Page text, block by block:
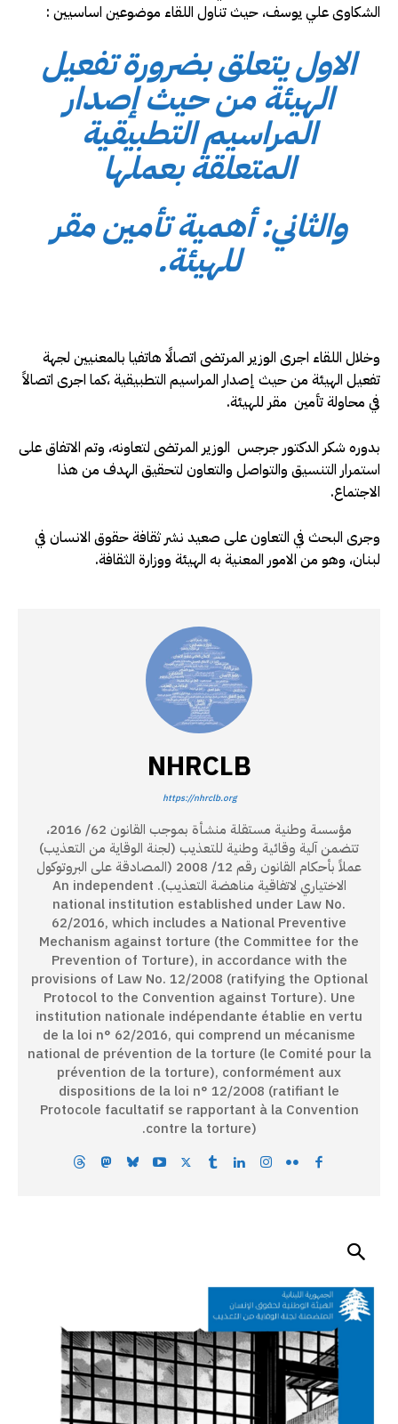
الشكاوى علي يوسف، حيث تناول اللقاء موضوعين اساسيين :
الاول يتعلق بضرورة تفعيل
الهيئة من حيث إصدار
المراسيم التطبيقية
المتعلقة بعملها
والثاني: أهمية تأمين مقر
للهيئة.
وخلال اللقاء اجرى الوزير المرتضى اتصالًا هاتفيا بالمعنيين لجهة
تفعيل الهيئة من حيث إصدار المراسيم التطبيقية ،كما اجرى اتصالاً
في محاولة تأمين مقر للهيئة.
بدوره شكر الدكتور جرجس الوزير المرتضى لتعاونه، وتم الاتفاق على
استمرار التنسيق والتواصل والتعاون لتحقيق الهدف من هذا
الاجتماع.
وجرى البحث في التعاون على صعيد نشر ثقافة حقوق الانسان في
لبنان، وهو من الامور المعنية به الهيئة ووزارة الثقافة.
NHRCLB
https://nhrclb.org
مؤسسة وطنية مستقلة منشأة بموجب القانون 62/ 2016،
تتضمن آلية وقائية وطنية للتعذيب (لجنة الوقاية من التعذيب)
عملاً بأحكام القانون رقم 12/ 2008 (المصادقة على البروتوكول
الاختياري لاتفاقية مناهضة التعذيب). An independent
national institution established under Law No.
62/2016, which includes a National Preventive
Mechanism against torture (the Committee for the
Prevention of Torture), in accordance with the
provisions of Law No. 12/2008 (ratifying the Optional
Protocol to the Convention against Torture). Une
institution nationale indépendante établie en vertu
de la loi n° 62/2016, qui comprend un mécanisme
national de prévention de la torture (le Comité pour la
prévention de la torture), conformément aux
dispositions de la loi n° 12/2008 (ratifiant le
Protocole facultatif se rapportant à la Convention
contre la torture).